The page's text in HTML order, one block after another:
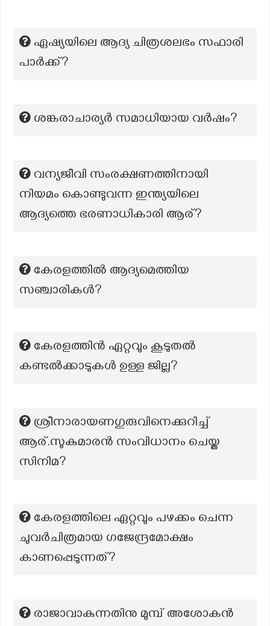
ഏഷ്യയിലെ ആദ്യ ചിത്രശലഭം സഫാരി
പാര്‍ക്ക്?
ശങ്കരാചാര്യർ സമാധിയായ വർഷം?
വന്യജീവി സംരക്ഷണത്തിനായി
നിയമം കൊണ്ടുവന്ന ഇന്ത്യയിലെ
ആദ്യത്തെ ഭരണാധികാരി ആര്?
കേരളത്തിൽ ആദ്യമെത്തിയ
സഞ്ചാരികൾ?
കേരളത്തിന്‍ ഏറ്റവും കൂടുതല്‍
കണ്ടല്‍ക്കാടുകള്‍ ഉള്ള ജില്ല?
ശ്രീനാരായണഗുരുവിനെക്കുറിച്ച്
ആര്.സുകുമാരന്‍ സംവിധാനം ചെയ്ത
സിനിമ?
കേരളത്തിലെ ഏറ്റവും പഴക്കം ചെന്ന
ചുവര്‍ചിത്രമായ ഗജേന്ദ്രമോക്ഷം
കാണപ്പെടുന്നത്?
രാജാവാകുന്നതിനു മുമ്പ് അശോകൻ